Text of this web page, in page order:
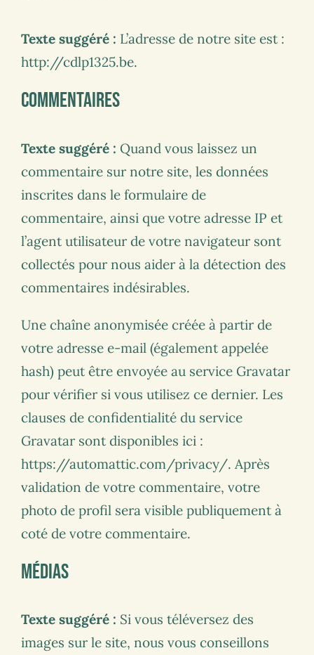
Texte suggéré : L’adresse de notre site est :
http://cdlp1325.be.
Commentaires
Texte suggéré : Quand vous laissez un
commentaire sur notre site, les données
inscrites dans le formulaire de
commentaire, ainsi que votre adresse IP et
l’agent utilisateur de votre navigateur sont
collectés pour nous aider à la détection des
commentaires indésirables.
Une chaîne anonymisée créée à partir de
votre adresse e-mail (également appelée
hash) peut être envoyée au service Gravatar
pour vérifier si vous utilisez ce dernier. Les
clauses de confidentialité du service
Gravatar sont disponibles ici :
https://automattic.com/privacy/. Après
validation de votre commentaire, votre
photo de profil sera visible publiquement à
coté de votre commentaire.
Médias
Texte suggéré : Si vous téléversez des
images sur le site, nous vous conseillons